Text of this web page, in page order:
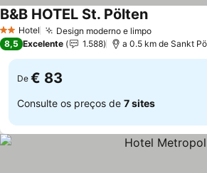
2 Estrelas
Hotel Design moderno e limpoVer preços
B&B HOTEL St. PöltenVer preços
8,5 Excelente 1.588 a 0.5 km de Sankt
De € 83
Consulte os preços de 7 sites